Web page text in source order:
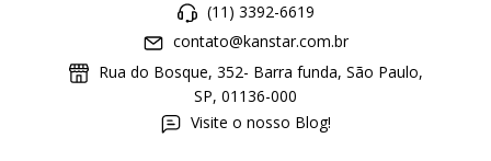
(11) 3392-6619
contato@kanstar.com.br
Rua do Bosque, 352- Barra funda, São Paulo,
SP, 01136-000
Visite o nosso Blog!